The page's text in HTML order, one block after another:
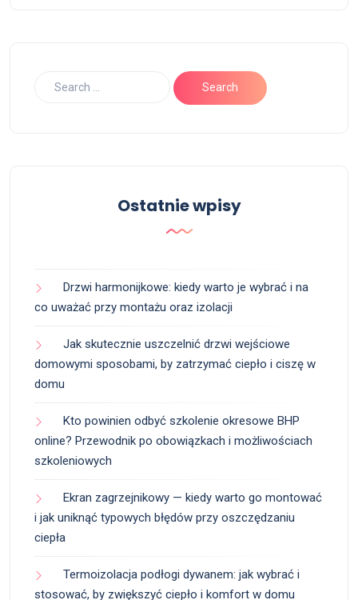
Ostatnie wpisy
Drzwi harmonijkowe: kiedy warto je wybrać i na
co uważać przy montażu oraz izolacji
Jak skutecznie uszczelnić drzwi wejściowe
domowymi sposobami, by zatrzymać ciepło i ciszę w
domu
Kto powinien odbyć szkolenie okresowe BHP
online? Przewodnik po obowiązkach i możliwościach
szkoleniowych
Ekran zagrzejnikowy — kiedy warto go montować
i jak uniknąć typowych błędów przy oszczędzaniu
ciepła
Termoizolacja podłogi dywanem: jak wybrać i
stosować, by zwiększyć ciepło i komfort w domu